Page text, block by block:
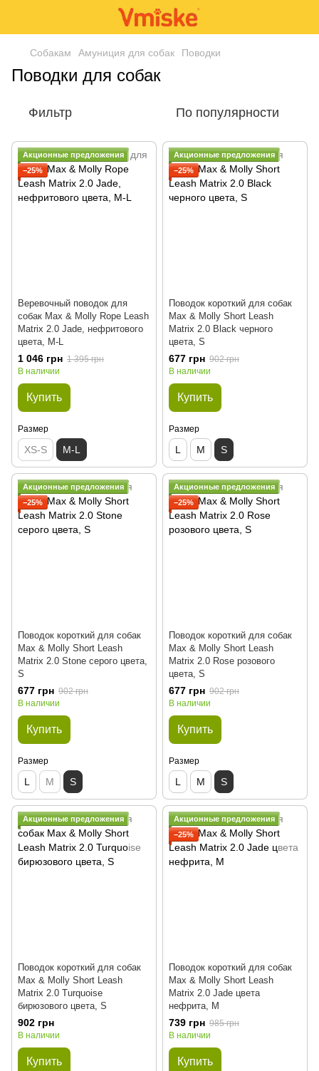
Собакам Амуниция для собак Поводки
Поводки для собак
Фильтр По популярности
Акционные предложения
−25%
Веревочный поводок для
собак Max & Molly Rope Leash
Matrix 2.0 Jade, нефритового
цвета, M-L
1 046 грн 1 395 грн
В наличии
Купить
Размер
XS-S M-L
Акционные предложения
−25%
Поводок короткий для собак
Max & Molly Short Leash
Matrix 2.0 Black черного
цвета, S
677 грн 902 грн
В наличии
Купить
Размер
L M S
Акционные предложения
−25%
Поводок короткий для собак
Max & Molly Short Leash
Matrix 2.0 Stone серого цвета,
S
677 грн 902 грн
В наличии
Купить
Размер
L M S
Акционные предложения
−25%
Поводок короткий для собак
Max & Molly Short Leash
Matrix 2.0 Rose розового
цвета, S
677 грн 902 грн
В наличии
Купить
Размер
L M S
Акционные предложения
Поводок короткий для собак
Max & Molly Short Leash
Matrix 2.0 Turquoise
бирюзового цвета, S
902 грн
В наличии
Купить
Акционные предложения
−25%
Поводок короткий для собак
Max & Molly Short Leash
Matrix 2.0 Jade цвета
нефрита, M
739 грн 985 грн
В наличии
Купить